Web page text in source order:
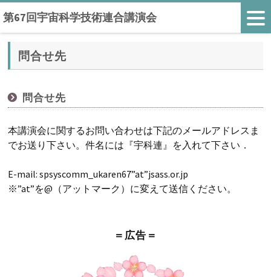
第67回宇宙科学技術連合講演会
問合せ先
問合せ先
本講演会に関するお問い合わせは下記のメールアドレスま
でお送り下さい。件名には『宇科連』を入れて下さい．
E-mail: spsyscomm_ukaren67”at”jsass.or.jp
※”at”を@（アットマーク）に変えて送信ください。
＝広告＝